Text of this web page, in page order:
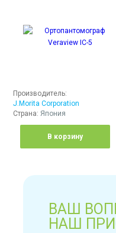
Производитель:
J.Morita Corporation
Страна: Япония
В корзину
ВАШ
НАШ